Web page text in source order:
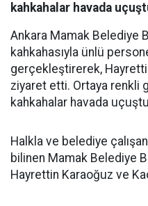
kahkahalar havada
Ankara Mamak Belediye
kahkahasıyla ünlü
gerçekleştirerek,
ziyaret etti. Ortaya renkli
kahkahalar havada
Halkla ve belediye
bilinen Mamak Belediye
Hayrettin Karaoğuz ve